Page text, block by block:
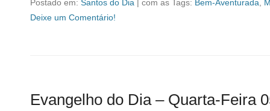
Postado em: Santos do Dia com as Tags: Bem-Aventurada
Deixe um Comentário!
Evangelho do Dia – Quarta-Feira